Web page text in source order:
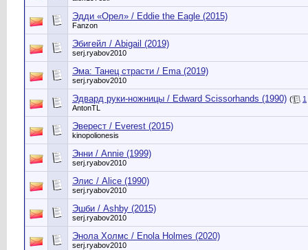
Эдди «Орел» / Eddie the Eagle (2015)
Fanzon
Эбигейл / Abigail (2019)
serj.ryabov2010
Эма: Танец страсти / Ema (2019)
serj.ryabov2010
Эдвард руки-ножницы / Edward Scissorhands (1990) (
1
AntonTL
Эверест / Everest (2015)
kinopolionesis
Энни / Annie (1999)
serj.ryabov2010
Элис / Alice (1990)
serj.ryabov2010
Эшби / Ashby (2015)
serj.ryabov2010
Энола Холмс / Enola Holmes (2020)
serj.ryabov2010